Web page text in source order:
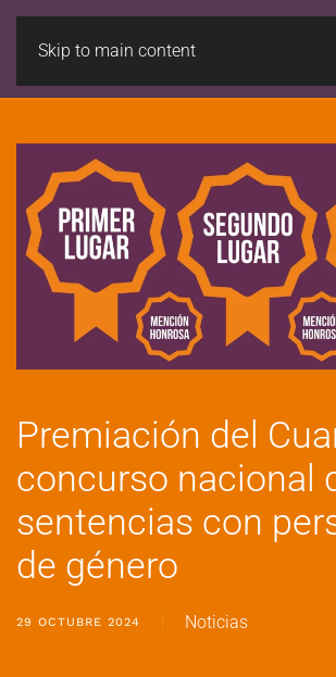
Skip to main content
Premiación del
concurso nacional
sentencias con
de género
29 OCTUBRE 2024 Noticias